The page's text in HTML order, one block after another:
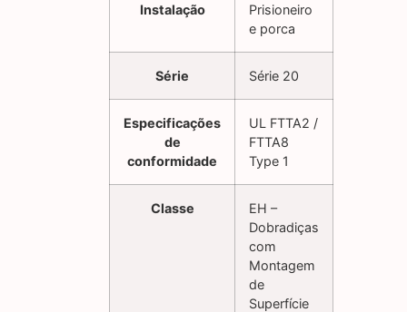
Instalação
Prisioneiro
e porca
Série Série 20
Especificações
de
conformidade
UL FTTA2 /
FTTA8
Type 1
Classe
EH –
Dobradiças
com
Montagem
de
Superfície